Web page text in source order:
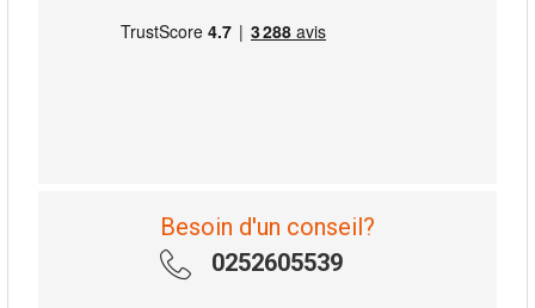
Besoin d'un conseil?
0252605539